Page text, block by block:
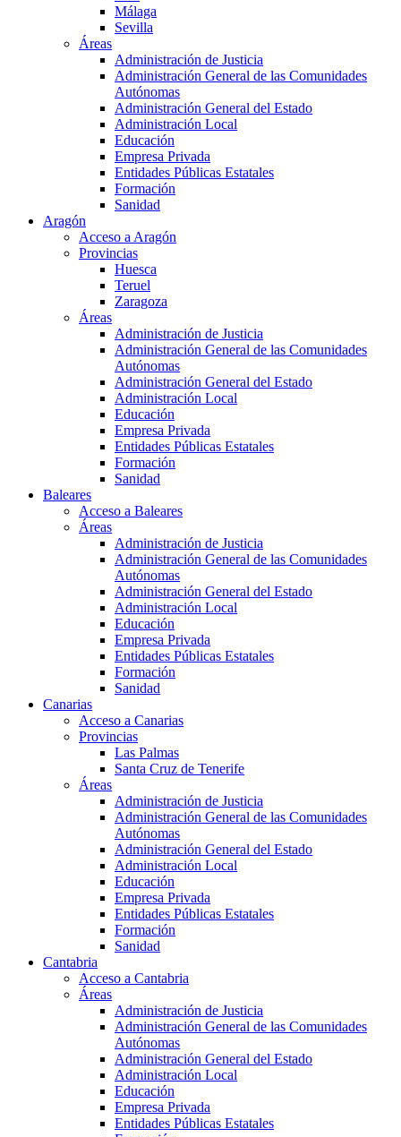
Málaga
Sevilla
Áreas
Administración de Justicia
Administración General de las Comunidades
Autónomas
Administración General del Estado
Administración Local
Educación
Empresa Privada
Entidades Públicas Estatales
Formación
Sanidad
Aragón
Acceso a Aragón
Provincias
Huesca
Teruel
Zaragoza
Áreas
Administración de Justicia
Administración General de las Comunidades
Autónomas
Administración General del Estado
Administración Local
Educación
Empresa Privada
Entidades Públicas Estatales
Formación
Sanidad
Baleares
Acceso a Baleares
Áreas
Administración de Justicia
Administración General de las Comunidades
Autónomas
Administración General del Estado
Administración Local
Educación
Empresa Privada
Entidades Públicas Estatales
Formación
Sanidad
Canarias
Acceso a Canarias
Provincias
Las Palmas
Santa Cruz de Tenerife
Áreas
Administración de Justicia
Administración General de las Comunidades
Autónomas
Administración General del Estado
Administración Local
Educación
Empresa Privada
Entidades Públicas Estatales
Formación
Sanidad
Cantabria
Acceso a Cantabria
Áreas
Administración de Justicia
Administración General de las Comunidades
Autónomas
Administración General del Estado
Administración Local
Educación
Empresa Privada
Entidades Públicas Estatales